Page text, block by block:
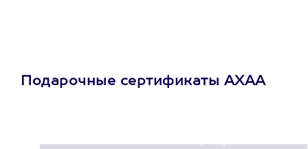
Подарочные сертификаты АХАА